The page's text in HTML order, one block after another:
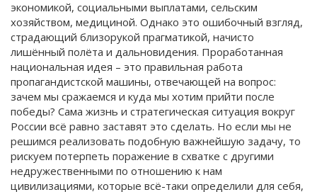
экономикой, социальными выплатами, сельским
хозяйством, медициной. Однако это ошибочный взгляд,
страдающий близорукой прагматикой, начисто
лишённый полёта и дальновидения. Проработанная
национальная идея – это правильная работа
пропагандистской машины, отвечающей на вопрос:
зачем мы сражаемся и куда мы хотим прийти после
победы? Сама жизнь и стратегическая ситуация вокруг
России всё равно заставят это сделать. Но если мы не
решимся реализовать подобную важнейшую задачу, то
рискуем потерпеть поражение в схватке с другими
недружественными по отношению к нам
цивилизациями, которые всё-таки определили для себя,